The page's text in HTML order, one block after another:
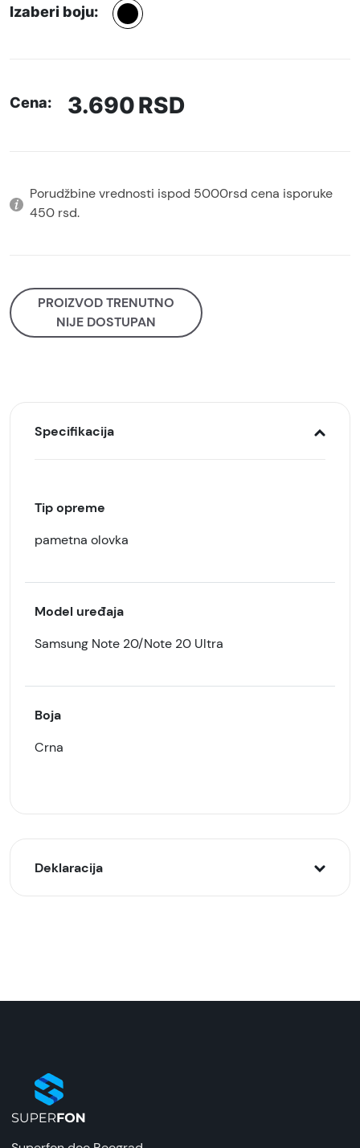
Izaberi boju:
Cena: 3.690RSD
Porudžbine vrednosti ispod 5000rsd cena isporuke
450 rsd.
PROIZVOD TRENUTNO
NIJE DOSTUPAN
Specifikacija
Tip opreme
pametna olovka
Model uređaja
Samsung Note 20/Note 20 Ultra
Boja
Crna
Deklaracija
Naziv i vrsta robe:
ReproMarket
EAN:
8806090639562